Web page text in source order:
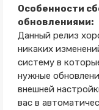
Особенности
обновлениями:
Данный релиз
никаких
систему в
нужные
внешней
вас в